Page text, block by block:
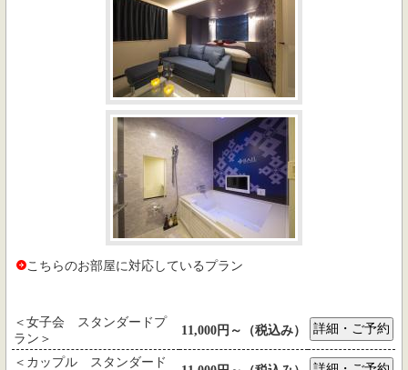
こちらのお部屋に対応しているプラン
＜女子会 スタンダードプ
ラン＞
11,000円～（税込み）
＜カップル スタンダード